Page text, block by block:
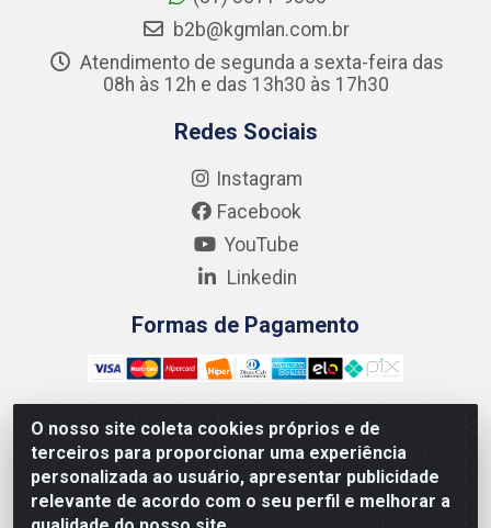
O nosso site coleta cookies próprios e de
terceiros para proporcionar uma experiência
personalizada ao usuário, apresentar publicidade
relevante de acordo com o seu perfil e melhorar a
b2b@kgmlan.com.br
Atendimento de segunda a sexta-feira das
08h às 12h e das 13h30 às 17h30
Redes Sociais
Instagram
Facebook
YouTube
Linkedin
Formas de Pagamento
Kgmlan Distribuidora LTDA - CNPJ 18.217.682/0001-54 -
Rua Pedro de Barros Cavalcante, 58 - Bultrins, Olinda/PE
- CEP 53320-110